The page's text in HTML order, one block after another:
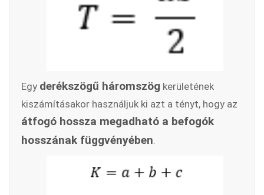
Egy derékszögű háromszög kerületének
kiszámításakor használjuk ki azt a tényt, hogy az
átfogó hossza megadható a befogók
hosszának függvényében